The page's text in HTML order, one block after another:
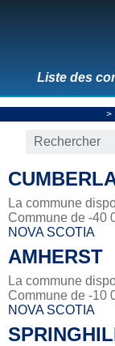
Liste des
>
La commune
Commune de -40
NOVA SCOTIA
AMHERST
La commune
Commune de -10
NOVA SCOTIA